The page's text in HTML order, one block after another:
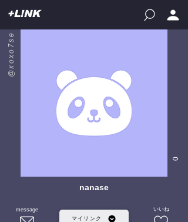
+L!NK
@xoxo7se
0
nanase
message
マイリンク
いいね